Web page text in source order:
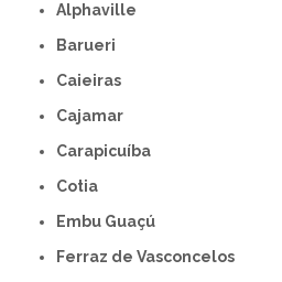
Alphaville
Barueri
Caieiras
Cajamar
Carapicuíba
Cotia
Embu Guaçú
Ferraz de Vasconcelos